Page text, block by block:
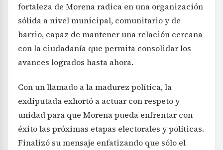
fortaleza de Morena radica en una organización
sólida a nivel municipal, comunitario y de
barrio, capaz de mantener una relación cercana
con la ciudadanía que permita consolidar los
avances logrados hasta ahora.
Con un llamado a la madurez política, la
exdiputada exhortó a actuar con respeto y
unidad para que Morena pueda enfrentar con
éxito las próximas etapas electorales y políticas.
Finalizó su mensaje enfatizando que sólo el